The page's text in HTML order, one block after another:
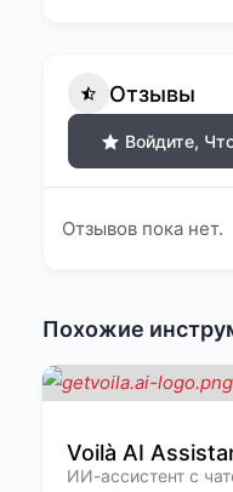
Отзывы
Войдите,
Отзывов пока нет.
Похожие
Voilà AI
ИИ-ассистент с